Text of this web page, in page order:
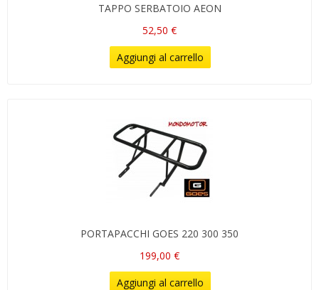
TAPPO SERBATOIO AEON
52,50 €
Aggiungi al carrello
PORTAPACCHI GOES 220 300 350
199,00 €
Aggiungi al carrello